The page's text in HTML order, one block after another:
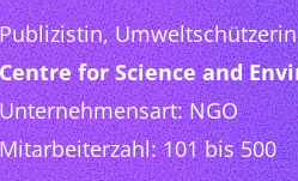
Publizistin,
Centre for Science and
Unternehmensart: NGO
Mitarbeiterzahl: 101 bis 500